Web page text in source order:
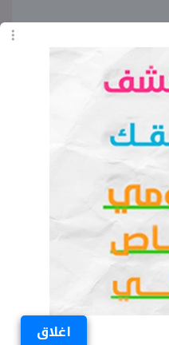
اغلاق
يحصل على درجة
أو وكالات السفر،
الإرشاد وتنظيم
من الكليات الهامة
أدبي المرحلة
أدبي